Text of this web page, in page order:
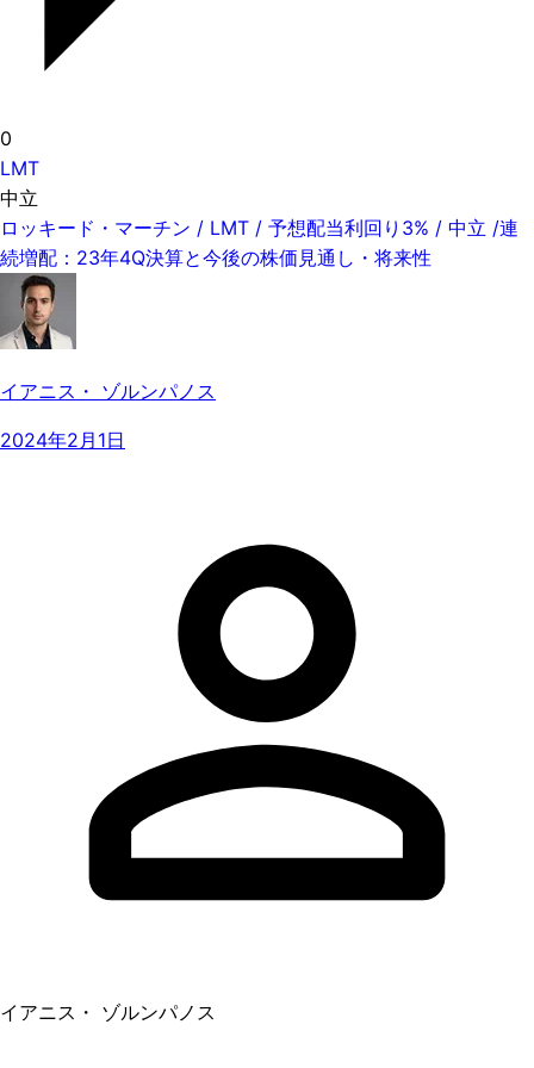
0
LMT
中立
ロッキード・マーチン / LMT / 予想配当利回り3% / 中立 /連
続増配：23年4Q決算と今後の株価見通し・将来性
イアニス・ ゾルンパノス
2024年2月1日
イアニス・ ゾルンパノス